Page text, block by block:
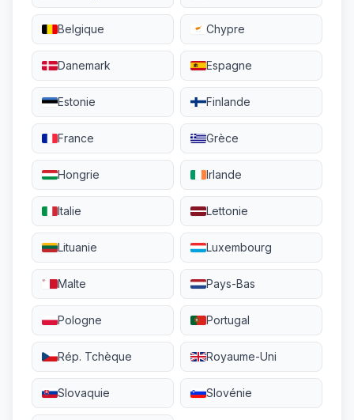
Belgique Chypre
Danemark Espagne
Estonie Finlande
France Grèce
Hongrie Irlande
Italie Lettonie
Lituanie Luxembourg
Malte Pays-Bas
Pologne Portugal
Rép. Tchèque Royaume-Uni
Slovaquie Slovénie